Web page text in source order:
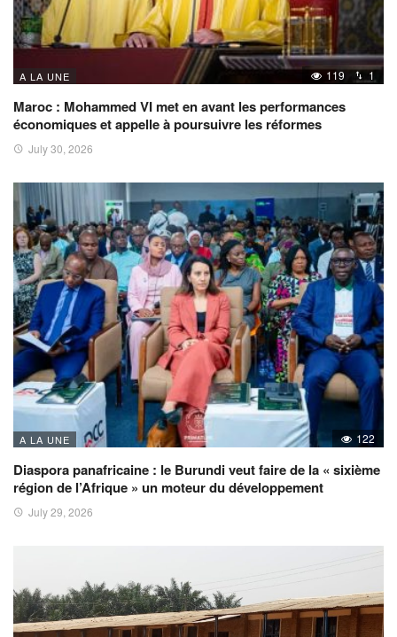
A LA UNE 119 1
Maroc : Mohammed VI met en avant les performances
économiques et appelle à poursuivre les réformes
July 30, 2026
A LA UNE 122
Diaspora panafricaine : le Burundi veut faire de la « sixième
région de l’Afrique » un moteur du développement
July 29, 2026